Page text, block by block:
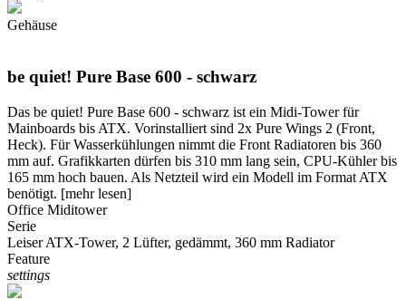
Gehäuse
be quiet! Pure Base 600 - schwarz
Das be quiet! Pure Base 600 - schwarz ist ein Midi-Tower für
Mainboards bis ATX. Vorinstalliert sind 2x Pure Wings 2 (Front,
Heck). Für Wasserkühlungen nimmt die Front Radiatoren bis 360
mm auf. Grafikkarten dürfen bis 310 mm lang sein, CPU-Kühler bis
165 mm hoch bauen. Als Netzteil wird ein Modell im Format ATX
benötigt. [mehr lesen]
Office Miditower
Serie
Leiser ATX-Tower, 2 Lüfter, gedämmt, 360 mm Radiator
Feature
settings